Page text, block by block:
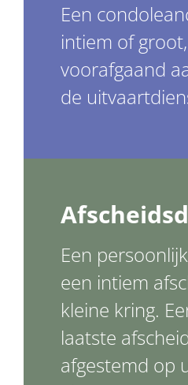
Een
intiem of groot,
voorafgaand
de
Een
een intiem
kleine kring.
laatste
afgestemd op